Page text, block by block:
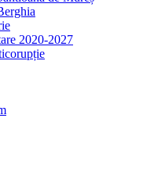
2020-2027